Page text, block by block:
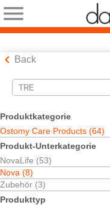
Back
Produktkategorie
Ostomy Care Products (64)
Produkt-Unterkategorie
NovaLife (53)
Nova (8)
Zubehör (3)
Produkttyp
Suchwerkzeuge
Ihre Auswahl:
Ostomy Care Products
Nova
Nova Basisplatten
tre
Ihre Auswahl hat1
Sortieren nach: